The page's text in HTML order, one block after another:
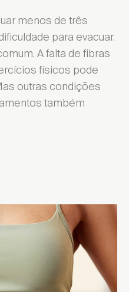
venda
menos de três
para evacuar.
A falta de fibras
físicos pode
outras condições
também